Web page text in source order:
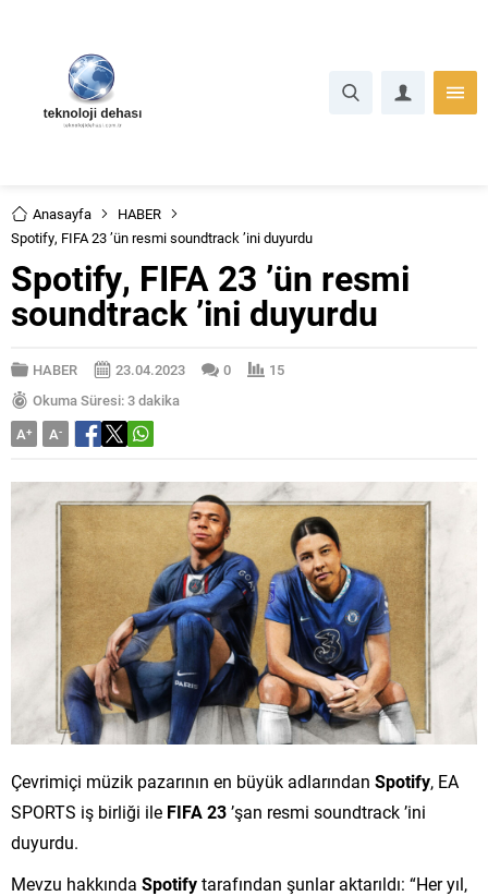
Anasayfa
HABER
Spotify, FIFA 23 ’ün resmi soundtrack ’ini duyurdu
Spotify, FIFA 23 ’ün resmi
soundtrack ’ini duyurdu
HABER 23.04.2023 0
15
Okuma Süresi: 3 dakika
A+ A-
Çevrimiçi müzik pazarının en büyük adlarından Spotify, EA
SPORTS iş birliği ile FIFA 23’şan resmi soundtrack ’ini
duyurdu.
Mevzu hakkında Spotifytarafından şunlar aktarıldı: “Her yıl,